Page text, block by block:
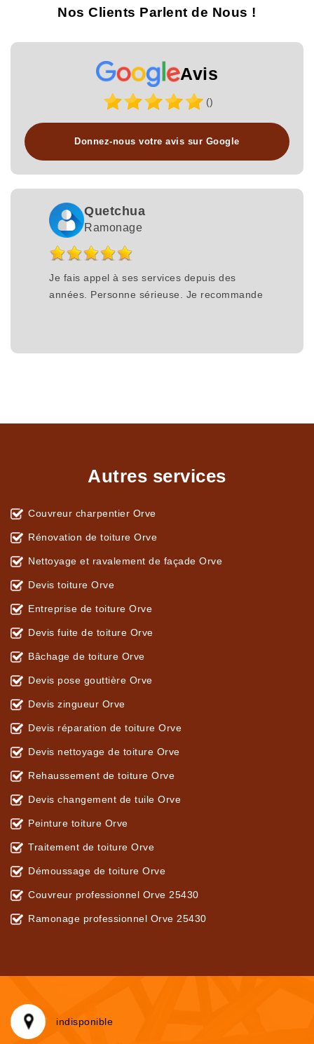
Nos Clients Parlent de Nous !
Avis
()
Donnez-nous votre avis sur Google
Quetchua
Ramonage
Je fais appel à ses services depuis des
années. Personne sérieuse. Je recommande
Autres services
Couvreur charpentier Orve
Rénovation de toiture Orve
Nettoyage et ravalement de façade Orve
Devis toiture Orve
Entreprise de toiture Orve
Devis fuite de toiture Orve
Bâchage de toiture Orve
Devis pose gouttière Orve
Devis zingueur Orve
Devis réparation de toiture Orve
Devis nettoyage de toiture Orve
Rehaussement de toiture Orve
Devis changement de tuile Orve
Peinture toiture Orve
Traitement de toiture Orve
Démoussage de toiture Orve
Couvreur professionnel Orve 25430
Ramonage professionnel Orve 25430
indisponible